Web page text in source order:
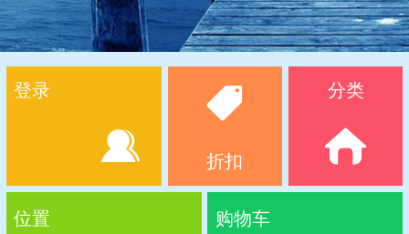
登录
折扣
分类
位置 购物车